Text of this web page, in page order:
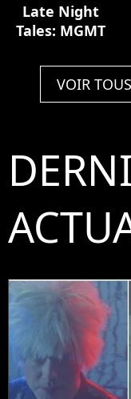
Late Night
Tales: MGMT
VOIR